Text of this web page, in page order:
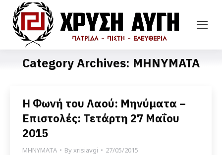
Category Archives: ΜΗΝΥΜΑΤΑ
Η Φωνή του Λαού: Μηνύματα –
Επιστολές: Τετάρτη 27 Μαΐου
2015
ΜΗΝΥΜΑΤΑ Byxrisiavgi 27/05/2015